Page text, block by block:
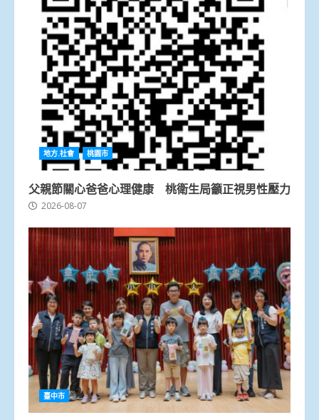
地方.社會 桃園市
父親節關心爸爸心理健康 桃衛生局籲正視男性壓力
2026-08-07
臺中市